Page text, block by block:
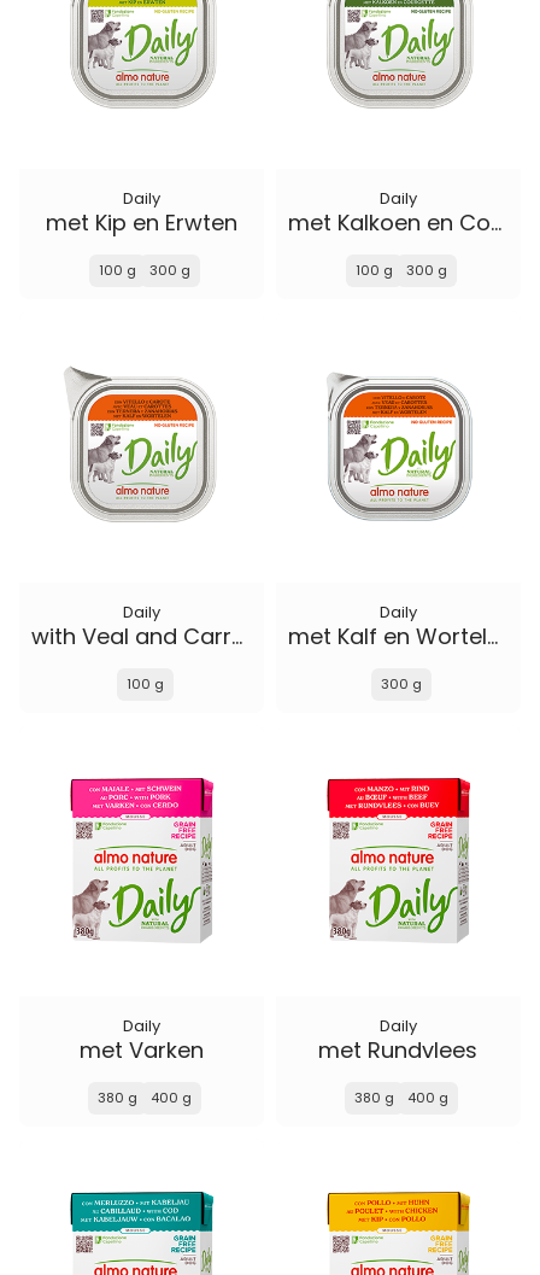
Daily
met Kip en Erwten
100 g 300 g
Daily
met Kalkoen en Courgette
100 g 300 g
Daily
with Veal and Carrots
100 g
Daily
met Kalf en Wortelen
300 g
Daily
met Varken
380 g 400 g
Daily
met Rundvlees
380 g 400 g